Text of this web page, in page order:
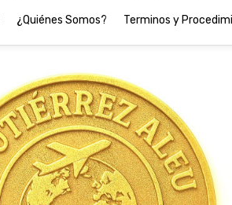
¿Quiénes Somos? Terminos y